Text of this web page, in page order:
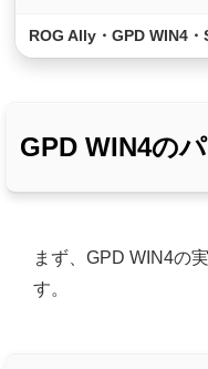
ROG Ally・GPD WIN4
GPD WIN4の
まず、GPD WIN4の
す。